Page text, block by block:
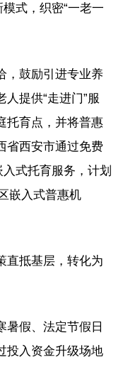
式，织密“一老一
，鼓励引进专业养
提供“走进门”服
托育点，并将普惠
省西安市通过免费
式托育服务，计划
嵌入式普惠机
直抵基层，转化为
暑假、法定节假日
投入资金升级场地